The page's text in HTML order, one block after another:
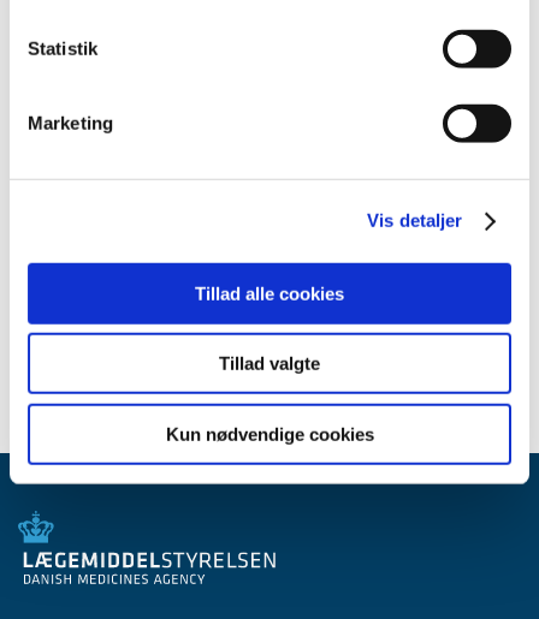
Statistik
Marketing
Vis detaljer
Tillad alle cookies
Tillad valgte
Kun nødvendige cookies
Udleveringstilladelser
Forventet mangel på Ultiva® (remifentanil hydrochloride)